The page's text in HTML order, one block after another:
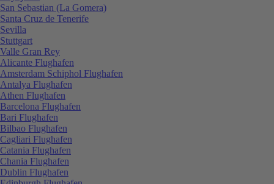
San Sebastian (La Gomera)
Santa Cruz de Tenerife
Sevilla
Stuttgart
Valle Gran Rey
Alicante Flughafen
Amsterdam Schiphol Flughafen
Antalya Flughafen
Athen Flughafen
Barcelona Flughafen
Bari Flughafen
Bilbao Flughafen
Cagliari Flughafen
Catania Flughafen
Chania Flughafen
Dublin Flughafen